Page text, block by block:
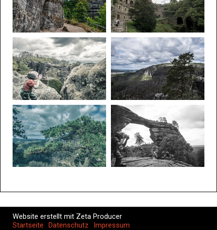
Website erstellt mit Zeta Producer
Startseite
Datenschutz Impressum